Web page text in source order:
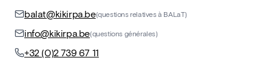
balat@kikirpa.be(questions relatives à BALaT)
info@kikirpa.be(questions générales)
+32 (0)2 739 67 11